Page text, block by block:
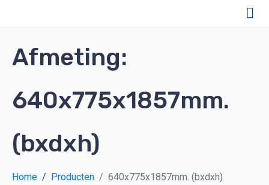
Afmeting:
640x775x1857mm.
(bxdxh)
Home Producten 640x775x1857mm. (bxdxh)